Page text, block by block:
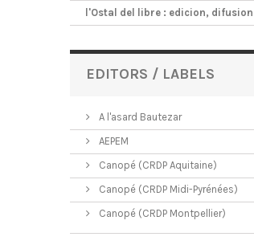
l'Ostal del libre : edicion, difusion
EDITORS / LABELS
A l'asard Bautezar
AEPEM
Canopé (CRDP Aquitaine)
Canopé (CRDP Midi-Pyrénées)
Canopé (CRDP Montpellier)